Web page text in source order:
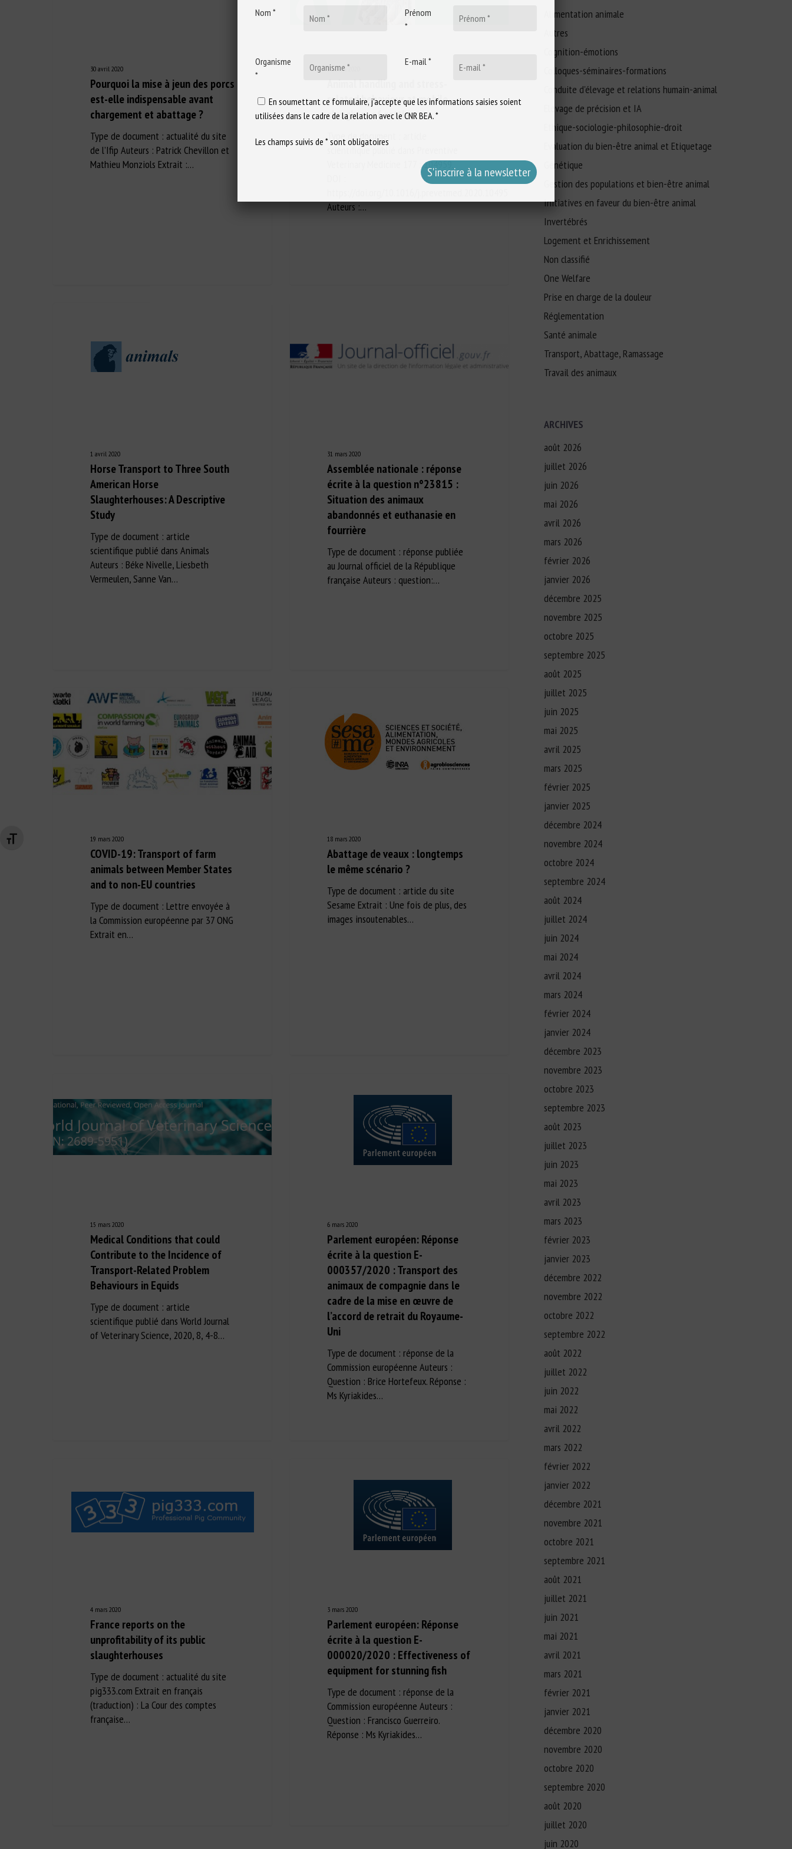
Changer la taille de la police
30 avril 2020
Pourquoi la mise à jeun des porcs
est-elle indispensable avant
chargement et abattage ?
Type de document : actualité du site
de l’Ifip Auteurs : Patrick Chevillon et
Mathieu Monziols Extrait :…
15 avril 2020
related behaviour at mobile
slaughter of cattle
Type de document : article
scientifique publié dans Preventive
Veterinary Medicine 177 : 104959.
Auteurs :…
1 avril 2020
Horse Transport to Three South
American Horse
Slaughterhouses: A Descriptive
Study
Type de document : article
scientifique publié dans Animals
Auteurs : Béke Nivelle, Liesbeth
Vermeulen, Sanne Van…
31 mars 2020
Assemblée nationale : réponse
écrite à la question n°23815 :
Situation des animaux
abandonnés et euthanasie en
fourrière
Type de document : réponse publiée
au Journal officiel de la République
française Auteurs : question:…
19 mars 2020
COVID-19: Transport of farm
animals between Member States
and to non-EU countries
Type de document : Lettre envoyée à
la Commission européenne par 37 ONG
Extrait en…
18 mars 2020
Abattage de veaux : longtemps
le même scénario ?
Type de document : article du site
Sesame Extrait : Une fois de plus, des
images insoutenables…
15 mars 2020
Medical Conditions that could
Contribute to the Incidence of
Transport-Related Problem
Behaviours in Equids
Type de document : article
scientifique publié dans World Journal
of Veterinary Science, 2020, 8, 4-8…
6 mars 2020
Parlement européen: Réponse
écrite à la question E-
000357/2020 : Transport des
animaux de compagnie dans le
cadre de la mise en œuvre de
l’accord de retrait du Royaume-
Uni
Type de document : réponse de la
Commission européenne Auteurs :
Question : Brice Hortefeux. Réponse :
Ms Kyriakides…
4 mars 2020
France reports on the
unprofitability of its public
slaughterhouses
Type de document : actualité du site
pig333.com Extrait en français
(traduction) : La Cour des comptes
française…
3 mars 2020
Parlement européen: Réponse
écrite à la question E-
000020/2020 : Effectiveness of
equipment for stunning fish
Type de document : réponse de la
Commission européenne Auteurs :
Question : Francisco Guerreiro.
Réponse : Ms Kyriakides…
Alimentation animale
Autres
Cognition-émotions
Colloques-séminaires-formations
Conduite d'élevage et relations humain-animal
Elevage de précision et IA
Ethique-sociologie-philosophie-droit
Evaluation du bien-être animal et Etiquetage
Génétique
Gestion des populations et bien-être animal
Initiatives en faveur du bien-être animal
Invertébrés
Logement et Enrichissement
Non classifié
One Welfare
Prise en charge de la douleur
Réglementation
Santé animale
Transport, Abattage, Ramassage
Travail des animaux
ARCHIVES
août 2026
juillet 2026
juin 2026
mai 2026
avril 2026
mars 2026
février 2026
janvier 2026
décembre 2025
novembre 2025
octobre 2025
septembre 2025
août 2025
juillet 2025
juin 2025
mai 2025
avril 2025
mars 2025
février 2025
janvier 2025
décembre 2024
novembre 2024
octobre 2024
septembre 2024
août 2024
juillet 2024
juin 2024
mai 2024
avril 2024
mars 2024
février 2024
janvier 2024
décembre 2023
novembre 2023
octobre 2023
septembre 2023
août 2023
juillet 2023
juin 2023
mai 2023
avril 2023
mars 2023
février 2023
janvier 2023
décembre 2022
novembre 2022
octobre 2022
septembre 2022
août 2022
juillet 2022
juin 2022
mai 2022
avril 2022
mars 2022
février 2022
janvier 2022
décembre 2021
novembre 2021
octobre 2021
septembre 2021
août 2021
juillet 2021
juin 2021
mai 2021
avril 2021
mars 2021
février 2021
janvier 2021
décembre 2020
novembre 2020
octobre 2020
septembre 2020
août 2020
juillet 2020
juin 2020
Nom *
Prénom
*
Organisme
*
E-mail *
En soumettant ce formulaire, j'accepte que les informations saisies soient
utilisées dans le cadre de la relation avec le CNR BEA. *
Les champs suivis de * sont obligatoires